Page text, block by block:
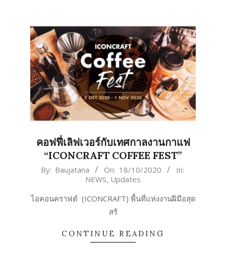
คอฟฟี่เลิฟเวอร์กับเทศกาลงานกาแฟ
“ICONCRAFT COFFEE FEST”
2020-
18
By: Baujatana On: 18/10/2020
In:
NEWS, Updates
ไอคอนคราฟต์ (ICONCRAFT) พื้นที่แห่งงานฝีมือสุด
สร้
CONTINUE READING